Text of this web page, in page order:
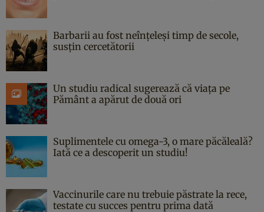
Barbarii au fost neînțeleși timp de secole,
susțin cercetătorii
Un studiu radical sugerează că viața pe
Pământ a apărut de două ori
Suplimentele cu omega-3, o mare păcăleală?
Iată ce a descoperit un studiu!
Vaccinurile care nu trebuie păstrate la rece,
testate cu succes pentru prima dată